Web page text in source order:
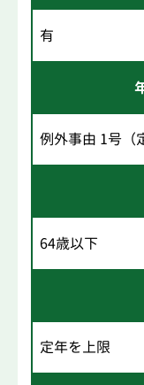
有
例外事由 1号（
64歳以下
定年を上限